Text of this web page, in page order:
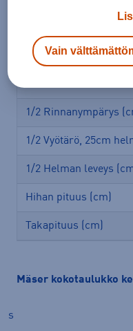
Miesten poolo Mäser
1/2 Rinnanympärys
1/2 Vyötärö, 25cm
1/2 Helman leveys
Hihan pituus (cm)
Takapituus (cm)
Mäser kokotaulukko
s
Vain